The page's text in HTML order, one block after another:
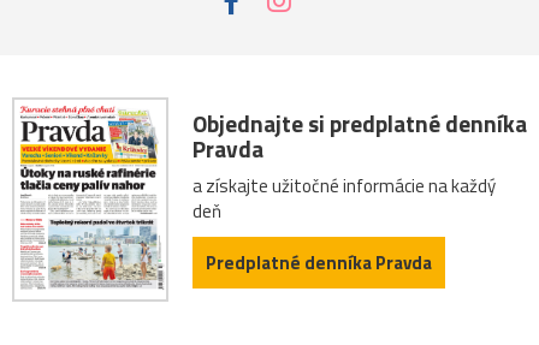
Objednajte si predplatné denníka
Pravda
a získajte užitočné informácie na každý
deň
Predplatné denníka Pravda